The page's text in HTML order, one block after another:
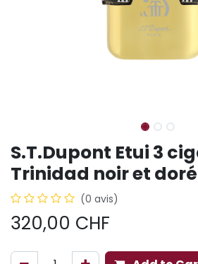
S.T.Dupont Etui 3
Trinidad noir et doré
(0 avis)
320,00 CHF